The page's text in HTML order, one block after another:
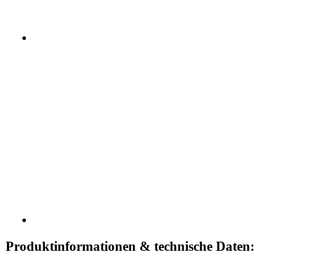
Produktinformationen & technische Daten: